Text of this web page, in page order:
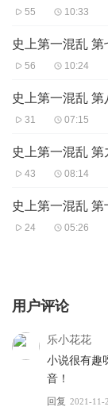
55 10:33
史上第一混乱 第
56 10:24
史上第一混乱 第
31 07:15
史上第一混乱 第
43 08:14
史上第一混乱 第
24 05:26
用户评论
乐小花花
小说很有趣
音！
回复 2021-11-